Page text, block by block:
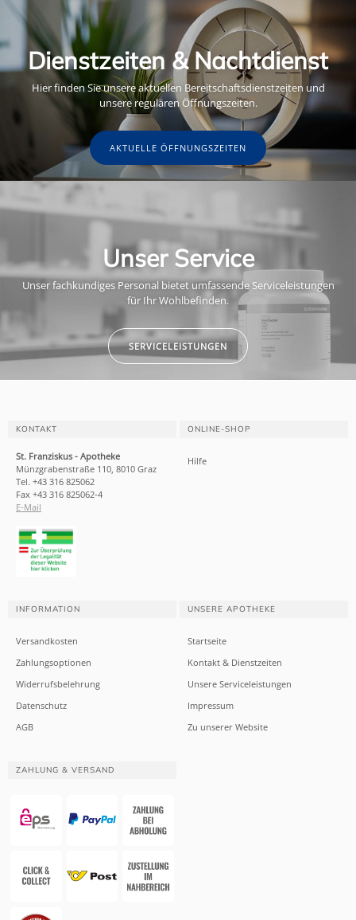
Dienstzeiten & Nachtdienst
Hier finden Sie unsere aktuellen Bereitschaftsdienstzeiten und
unsere regulären Öffnungszeiten.
AKTUELLE ÖFFNUNGSZEITEN
Unser Service
Unser fachkundiges Personal bietet umfassende Serviceleistungen
für Ihr Wohlbefinden.
SERVICELEISTUNGEN
KONTAKT
St. Franziskus - Apotheke
Münzgrabenstraße 110, 8010 Graz
Tel. +43 316 825062
Fax +43 316 825062-4
E-Mail
ONLINE-SHOP
Hilfe
INFORMATION
Versandkosten
Zahlungsoptionen
Widerrufsbelehrung
Datenschutz
AGB
UNSERE APOTHEKE
Startseite
Kontakt & Dienstzeiten
Unsere Serviceleistungen
Impressum
Zu unserer Website
ZAHLUNG & VERSAND